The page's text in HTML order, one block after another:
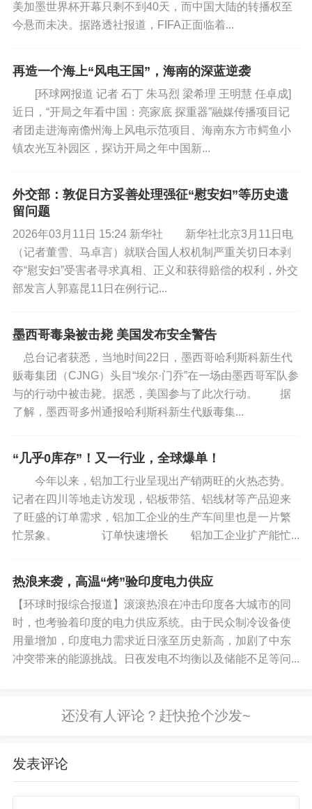
括已使用哪些解决方案，其实际效果如何。普京表
示，俄罗斯将成立专门委员会协调政府、企业和科
总统办公厅副主任奥列什金共同领导。他希望这一
新机构能成为俄罗斯人工智能发展的“指挥部”，确保
所有参与者协调行动。
普京特别强调说，该委员会的任务不仅是推广
技术，还包括制定统一应用标准，评估与自主系统
发展有关的风险。普京列出的关键工作方向之一，
是加快人工智能在经济和国家治理体系中的推广，
涉及提高管理效率、公共服务数字化及企业运营优
化。普京说，第二个优先方向是调整教育体系，强
的技能应成为个人基本能力的一部分。第三个方向
是建立与人工智能有关的风险评估体系，包括安全
问题和基础设施稳定性。人工智能在国防和技术领
域的应用受到特别关注。普京认为，俄罗斯必须在
此方面保持高水平专业能力并开发自主解决方案。
重要任务，有助于巩固国家技术影响力，扩大高科
技产品出口潜力。
行业分析师评估称，俄罗斯以AI为基础的企业
AI助手市场正逐渐从实验性领域转变为数字经济的
（隶属MTS网络服务公司）强调，市场规模增长得
益于多个并行过程：现成解决方案应用量增加、企
业自主研发推进以及AI技术应用的行业特异性扩
美加墨世界杯开幕只剩不到40天，而中国大陆的转播权至
今悬而未决。据路透社报道，FIFA正面临着...
再造一个海上“风电王国”，海南的深蓝逆袭
[环球网报道 记者 石丁 朱马烈 梁希理 王明慧 任卓成]
近日，“开局之年看中国：亮家底 探重器”融媒传播项目记
者团走进海南儋州海上风电示范项目、海南东方市鳄鱼小
镇农光互补园区，探访开局之年中国新...
外交部：敦促日方妥善处理强征“慰安妇”等历史遗
留问题
2026年03月11日 15:24 新华社 新华社北京3月11日电
（记者董雪、马卓言）就联合国人权机制严重关切日本剥
夺“慰安妇”受害者寻求真相、正义和获得赔偿的权利，外交
部发言人郭嘉昆11日在例行记...
墨西哥毒枭被击毙 美国发布安全警告
总台记者获悉，当地时间22日，墨西哥哈利斯科新生代
贩毒集团（CJNG）头目“埃尔·门乔”在一场由墨西哥军队参
与的行动中被击毙。据悉，美国参与了此次行动。 据
了解，墨西哥多州通报哈利斯科新生代贩毒集...
“几乎0库存”！又一行业，全球爆单！
今年以来，铝加工行业呈现出产销两旺的火热态势。
记者在四川等地走访发现，铝板带箔、铝线材等产品迎来
了旺盛的订单需求，铝加工企业的生产车间里也是一片繁
忙景象。 订单快速增长 铝加工企业扩产能忙...
热浪来袭，高温“烤”验印度电力供应
【环球时报综合报道】滚滚热浪在冲击印度各大城市的同
时，也考验着印度的电力供应系统。由于民众制冷设备使
用量增加，印度电力需求近日涨至历史新高，加剧了中东
冲突带来的能源挑战。日夜发电不均衡以及储能不足等问...
发表评论